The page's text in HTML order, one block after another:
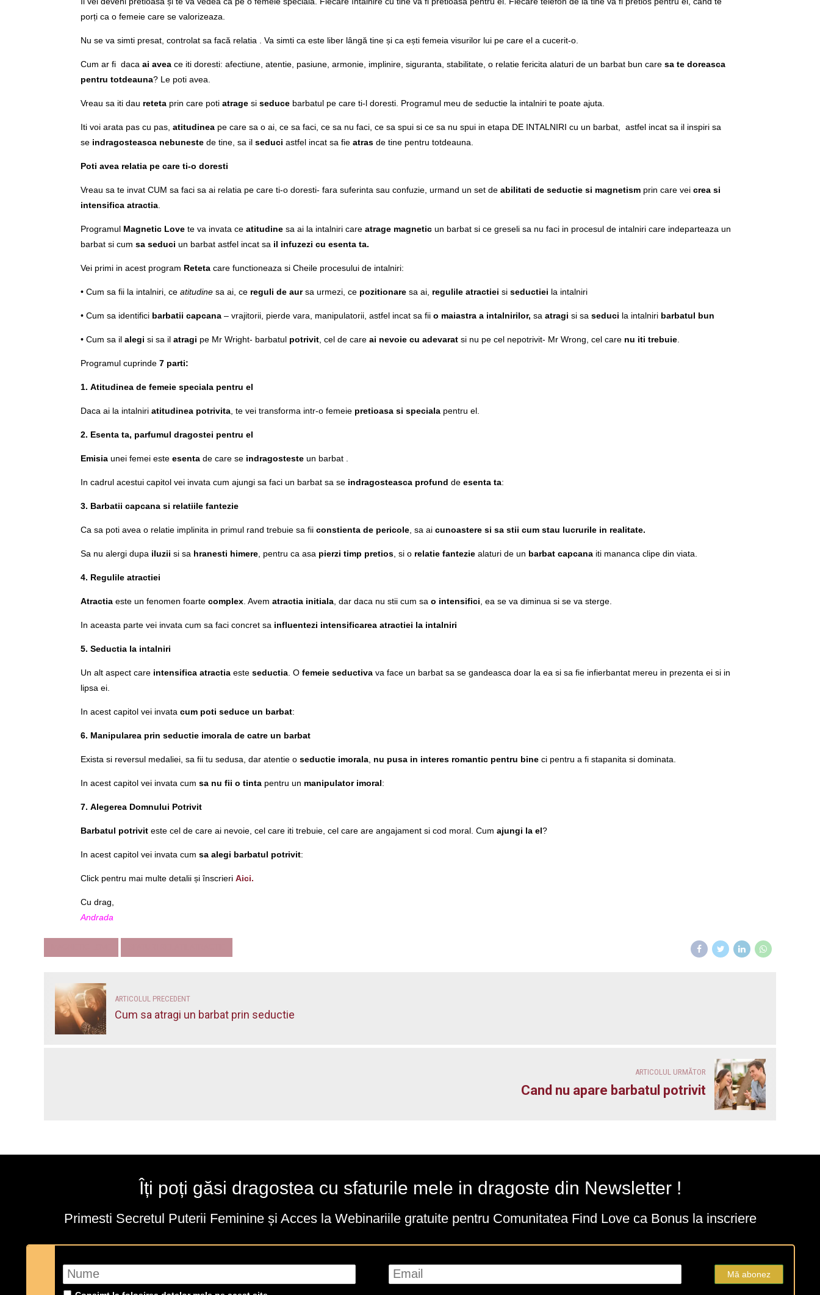
porți ca o femeie care se valorizeaza.
Nu se va simti presat, controlat sa facă relatia . Va simti ca este liber lângă tine și ca ești femeia visurilor lui pe care el a cucerit-o.
Cum ar fi daca ai avea ce iti doresti: afectiune, atentie, pasiune, armonie, implinire, siguranta, stabilitate, o relatie fericita alaturi de un barbat bun care sa te doreasca
pentru totdeauna? Le poti avea.
Vreau sa iti dau reteta prin care poti atrage si seduce barbatul pe care ti-l doresti. Programul meu de seductie la intalniri te poate ajuta.
Iti voi arata pas cu pas, atitudinea pe care sa o ai, ce sa faci, ce sa nu faci, ce sa spui si ce sa nu spui in etapa DE INTALNIRI cu un barbat, astfel incat sa il inspiri sa
se indragosteasca nebuneste de tine, sa il seduci astfel incat sa fie atras de tine pentru totdeauna.
Poti avea relatia pe care ti-o doresti
Vreau sa te invat CUM sa faci sa ai relatia pe care ti-o doresti- fara suferinta sau confuzie, urmand un set de abilitati de seductie si magnetism prin care vei crea si
intensifica atractia
Programul Magnetic Love te va invata ce atitudine sa ai la intalniri care atrage magnetic un barbat si ce greseli sa nu faci in procesul de intalniri care indeparteaza un
barbat si cum sa seduci un barbat astfel incat sa il infuzezi cu esenta ta.
Vei primi in acest program Reteta care functioneaza si Cheile procesului de intalniri:
• Cum sa fii la intalniri, ce atitudine sa ai, ce reguli de aursa urmezi, ce pozitionare sa ai, regulile atractiei si seductiei la intalniri
• Cum sa identifici barbatii capcana – vrajitorii, pierde vara, manipulatorii, astfel incat sa fii o maiastra a intalnirilor, sa atragi si sa seduci la intalniri barbatul bun
• Cum sa il alegi si sa il atragi pe Mr Wright- barbatul potrivit , cel de care ai nevoie cu adevarat si nu pe cel nepotrivit- Mr Wrong, cel care nu iti trebuie
Programul cuprinde 7 parti:
1. Atitudinea de femeie speciala pentru el
Daca ai la intalniri atitudinea potrivita , te vei transforma intr-o femeie pretioasa si speciala pentru el.
2. Esenta ta, parfumul dragostei pentru el
Emisia unei femei este esenta de care se indragosteste un barbat .
In cadrul acestui capitol vei invata cum ajungi sa faci un barbat sa se indragosteasca profund de esenta ta:
3. Barbatii capcana si relatiile fantezie
Ca sa poti avea o relatie implinita in primul rand trebuie sa fii constienta de pericole , sa ai cunoastere si sa stii cum stau lucrurile in realitate.
Sa nu alergi dupa iluzii si sa hranesti himere , pentru ca asa pierzi timp pretios , si o relatie fantezie alaturi de un barbat capcana iti mananca clipe din viata.
4. Regulile atractiei
Atractia este un fenomen foarte complex . Avem atractia initiala , dar daca nu stii cum sa o intensifici , ea se va diminua si se va sterge.
In aceasta parte vei invata cum sa faci concret sa influentezi intensificarea atractiei la intalniri
5. Seductia la intalniri
Un alt aspect care intensifica atractia este seductia . O femeie seductiva va face un barbat sa se gandeasca doar la ea si sa fie infierbantat mereu in prezenta ei si in
lipsa ei.
In acest capitol vei invata cum poti seduce un barbat:
6. Manipularea prin seductie imorala de catre un barbat
Exista si reversul medaliei, sa fii tu sedusa, dar atentie o seductie imorala nu pusa in interes romantic pentru bine ci pentru a fi stapanita si dominata.
In acest capitol vei invata cum sa nu fii o tinta pentru un manipulator imoral:
7. Alegerea Domnului Potrivit
Barbatul potrivit este cel de care ai nevoie, cel care iti trebuie, cel care are angajament si cod moral. Cum ajungi la el?
In acest capitol vei invata cum sa alegi barbatul potrivit:
Click pentru mai multe detalii și înscrieri Aici.
Cu drag,
Andrada
ARTICOLUL PRECEDENT
Cum sa atragi un barbat prin seductie
ARTICOLUL URMĂTOR
Cand nu apare barbatul potrivit
Îți poți găsi dragostea cu sfaturile mele in dragoste din Newsletter !
Primesti Secretul Puterii Feminine și Acces la Webinariile gratuite pentru Comunitatea Find Love ca Bonus la inscriere